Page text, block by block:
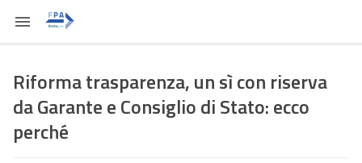
Riforma trasparenza, un sì con riserva
da Garante e Consiglio di Stato: ecco
perché